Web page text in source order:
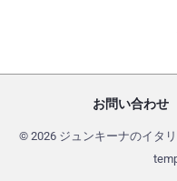
お問い合わせ
© 2026 ジュンキーナのイタ